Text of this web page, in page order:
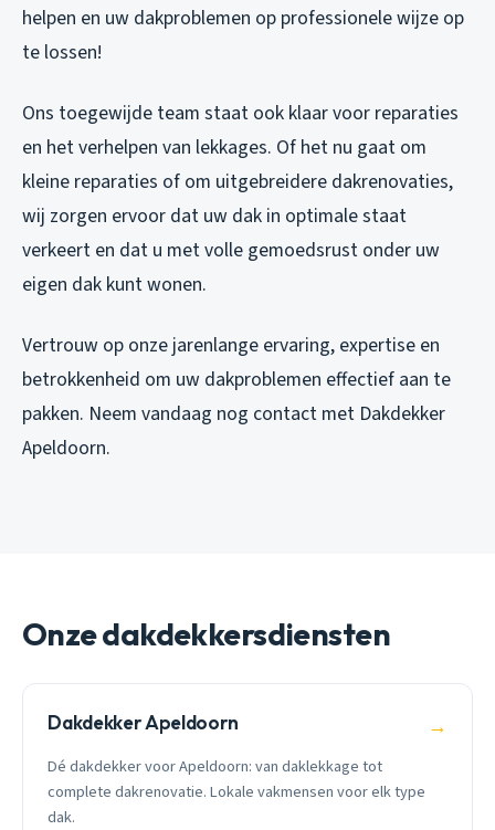
helpen en uw dakproblemen op professionele wijze op
te lossen!
Ons toegewijde team staat ook klaar voor reparaties
en het verhelpen van lekkages. Of het nu gaat om
kleine reparaties of om uitgebreidere dakrenovaties,
wij zorgen ervoor dat uw dak in optimale staat
verkeert en dat u met volle gemoedsrust onder uw
eigen dak kunt wonen.
Vertrouw op onze jarenlange ervaring, expertise en
betrokkenheid om uw dakproblemen effectief aan te
pakken. Neem vandaag nog contact met Dakdekker
Apeldoorn.
Onze dakdekkersdiensten
Dakdekker Apeldoorn →
Dé dakdekker voor Apeldoorn: van daklekkage tot
complete dakrenovatie. Lokale vakmensen voor elk type
dak.